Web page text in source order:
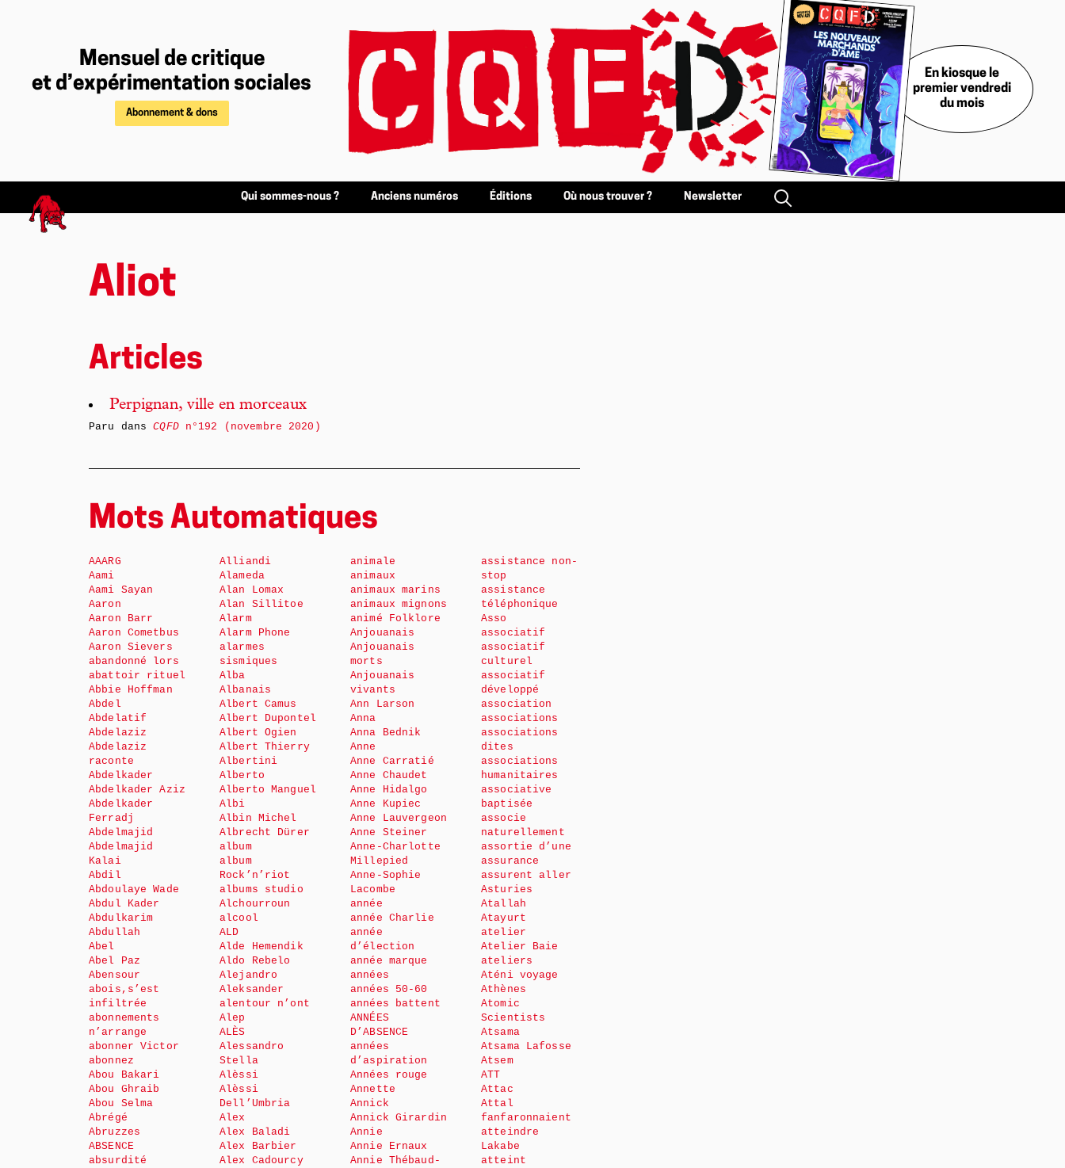
Mensuel de critique
et d’expérimentation sociales
Abonnement & dons
En kiosque le
premier vendredi
du mois
Qui sommes-nous ? Anciens numéros Éditions Où nous trouver ? Newsletter
Aliot
Articles
Perpignan, ville en morceaux
Paru dansCQFDn°192 (novembre 2020)
Mots Automatiques
AAARG
Aami
Aami Sayan
Aaron
Aaron Barr
Aaron Cometbus
Aaron Sievers
abandonné lors
abattoir rituel
Abbie Hoffman
Abdel
Abdelatif
Abdelaziz
Abdelaziz
raconte
Abdelkader
Abdelkader Aziz
Abdelkader
Ferradj
Abdelmajid
Abdelmajid
Kalai
Abdil
Abdoulaye Wade
Abdul Kader
Abdulkarim
Abdullah
Abel
Abel Paz
Abensour
abois,s’est
infiltrée
abonnements
n’arrange
abonner Victor
abonnez
Abou Bakari
Abou Ghraib
Abou Selma
Abrégé
Abruzzes
ABSENCE
absurdité
Alliandi
Alameda
Alan Lomax
Alan Sillitoe
Alarm
Alarm Phone
alarmes
sismiques
Alba
Albanais
Albert Camus
Albert Dupontel
Albert Ogien
Albert Thierry
Albertini
Alberto
Alberto Manguel
Albi
Albin Michel
Albrecht Dürer
album
album
Rock’n’riot
albums studio
Alchourroun
alcool
ALD
Alde Hemendik
Aldo Rebelo
Alejandro
Aleksander
alentour n’ont
Alep
ALÈS
Alessandro
Stella
Alèssi
Alèssi
Dell’Umbria
Alex
Alex Baladi
Alex Barbier
Alex Cadourcy
animale
animaux
animaux marins
animaux mignons
animé Folklore
Anjouanais
Anjouanais
morts
Anjouanais
vivants
Ann Larson
Anna
Anna Bednik
Anne
Anne Carratié
Anne Chaudet
Anne Hidalgo
Anne Kupiec
Anne Lauvergeon
Anne Steiner
Anne-Charlotte
Millepied
Anne-Sophie
Lacombe
année
année Charlie
année
d’élection
année marque
années
années 50-60
années battent
ANNÉES
D’ABSENCE
années
d’aspiration
Années rouge
Annette
Annick
Annick Girardin
Annie
Annie Ernaux
Annie Thébaud-
assistance non-
stop
assistance
téléphonique
Asso
associatif
associatif
culturel
associatif
développé
association
associations
associations
dites
associations
humanitaires
associative
baptisée
associe
naturellement
assortie d’une
assurance
assurent aller
Asturies
Atallah
Atayurt
atelier
Atelier Baie
ateliers
Aténi voyage
Athènes
Atomic
Scientists
Atsama
Atsama Lafosse
Atsem
ATT
Attac
Attal
fanfaronnaient
atteindre
Lakabe
atteint